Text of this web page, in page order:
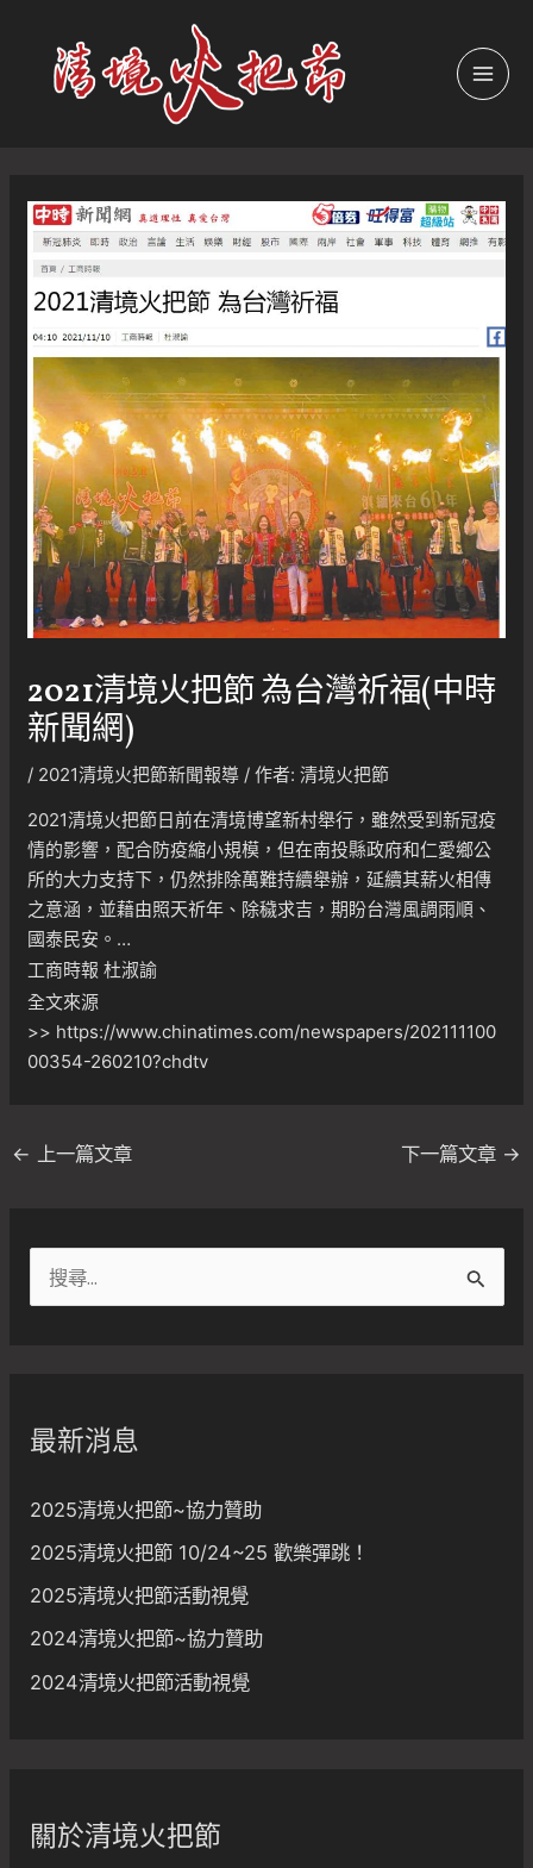
2021清境火把節 為台灣祈福(中時
新聞網)
/ 2021清境火把節新聞報導 / 作者:清境火把節
2021清境火把節日前在清境博望新村舉行，雖然受到新冠疫
情的影響，配合防疫縮小規模，但在南投縣政府和仁愛鄉公
所的大力支持下，仍然排除萬難持續舉辦，延續其薪火相傳
之意涵，並藉由照天祈年、除穢求吉，期盼台灣風調雨順、
國泰民安。…
工商時報 杜淑諭
全文來源
>> https://www.chinatimes.com/newspapers/202111100
00354-260210?chdtv
← 上一篇文章 下一篇文章 →
尋
:最新消息
2025清境火把節~協力贊助
2025清境火把節 10/24~25 歡樂彈跳！
2025清境火把節活動視覺
2024清境火把節~協力贊助
2024清境火把節活動視覺
關於清境火把節